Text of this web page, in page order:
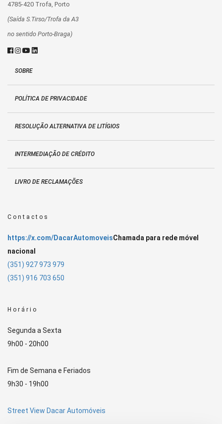
4785-420 Trofa, Porto
(Saída S.Tirso/Trofa da A3
no sentido Porto-Braga)
SOBRE
POLÍTICA DE PRIVACIDADE
RESOLUÇÃO ALTERNATIVA DE LITÍGIOS
INTERMEDIAÇÃO DE CRÉDITO
LIVRO DE RECLAMAÇÕES
Contactos
https://x.com/DacarAutomoveisChamada para rede móvel
nacional
(351) 927 973 979
(351) 916 703 650
Horário
Segunda a Sexta
9h00 - 20h00
Fim de Semana e Feriados
9h30 - 19h00
Street View Dacar Automóveis